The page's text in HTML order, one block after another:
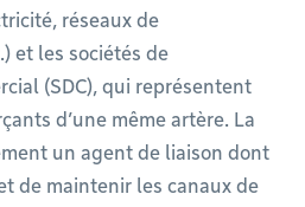
réseaux de
et les sociétés de
(SDC), qui représentent
d’une même artère. La
un agent de liaison dont
de maintenir les canaux de